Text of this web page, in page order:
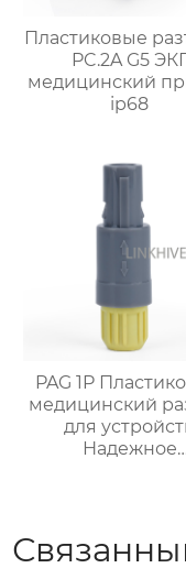
Пластиковые
PC.2A G5
медицинский
ip68
PAG 1P
медицинский
для
Надежное